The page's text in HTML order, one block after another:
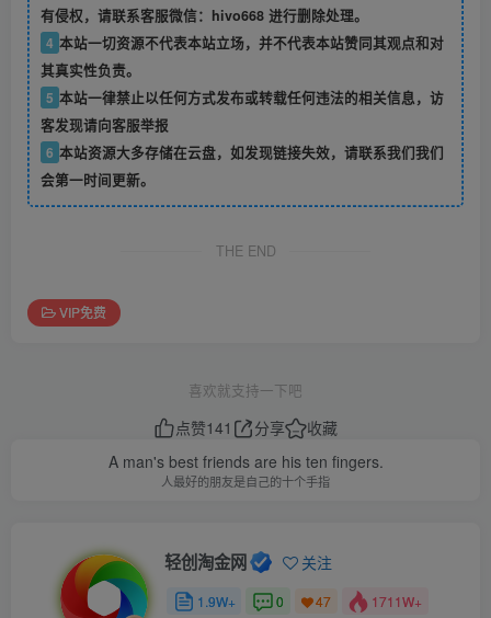
有侵权，请联系客服微信：hivo668 进行删除处理。
4 本站一切资源不代表本站立场，并不代表本站赞同其观点和对
其真实性负责。
5 本站一律禁止以任何方式发布或转载任何违法的相关信息，访
客发现请向客服举报
6 本站资源大多存储在云盘，如发现链接失效，请联系我们我们
会第一时间更新。
THE END
VIP免费
喜欢就支持一下吧
点赞141 分享
收藏
A man's best friends are his ten fingers.
人最好的朋友是自己的十个手指
轻创淘金网 关注
1.9W+ 0 47 1711W+